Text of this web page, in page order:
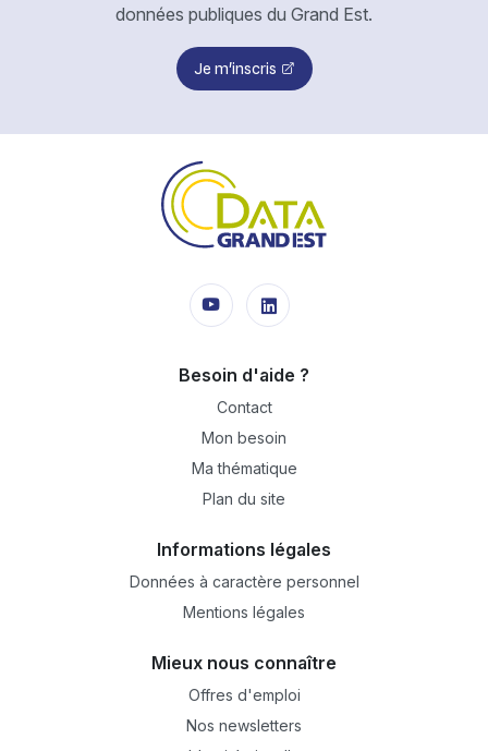
données publiques du Grand Est.
Je m'inscris
Besoin d'aide ?
Contact
Mon besoin
Ma thématique
Plan du site
Informations légales
Données à caractère personnel
Mentions légales
Mieux nous connaître
Offres d'emploi
Nos newsletters